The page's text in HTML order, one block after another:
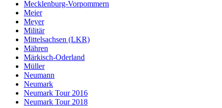
Mecklenburg-Vorpommern
Meier
Meyer
Militär
Mittelsachsen (LKR)
Mähren
Märkisch-Oderland
Müller
Neumann
Neumark
Neumark Tour 2016
Neumark Tour 2018